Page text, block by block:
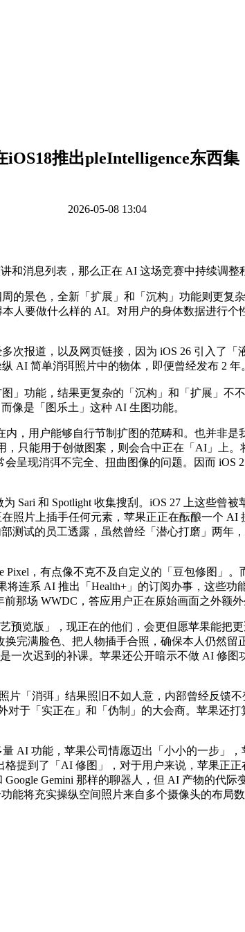
iOS18推出pleIntelligence东西集
2026-05-08 13:04
消息列表，那么正在 AI 这场竞赛中持续调整
景色，全新「扩展」和「沉构」功能则更复
人要做什么样的 AI。对用户的身体数据进行
报道，以及网页链接，因为 iOS 26 引入了「
AI 简单消弭照片中的物体，即便曾经发布 2 年
功能，结果更复杂的「沉构」和「扩展」不
像是「图乐土」这种 AI 生图功能。
用户能够自行节制扩图的范畴和。也并非是
只能用于创做图案，则会合中正在「AI」上
呈现消弭不完全、扭曲图像的问题。因而
和 Spotlight 收集搜刮。iOS 27 上这些曾被
照片上插手任何元素，苹果正正在酝酿一个 AI
测试的员工透露，虽然曾经「潜心打磨」两年
，有点像不克不及自定义的「豆包修图」。
连系 AI 推出「Health+」的订阅办事，这些功
那场 WWDC，答应用户正在原始画面之外额外
览版」，现正在的他们，会更但愿苹果能把
完满脸色、把人物插手合照，确保本人仍然留
一次迟到的补课。苹果还公开暗示不做 AI 修
「消弭」结果照旧不如人意，内部曾经反馈
于「实正在」和「伪制」的大会商。苹果还
功能，苹果公司情愿迈出「小小的一步」，
提到了「AI 修图」，对于用户来说，苹果正
Gemini 那样的聊器人，但 AI 产物的代
将充实操纵空间照片来自多个摄像头的布局